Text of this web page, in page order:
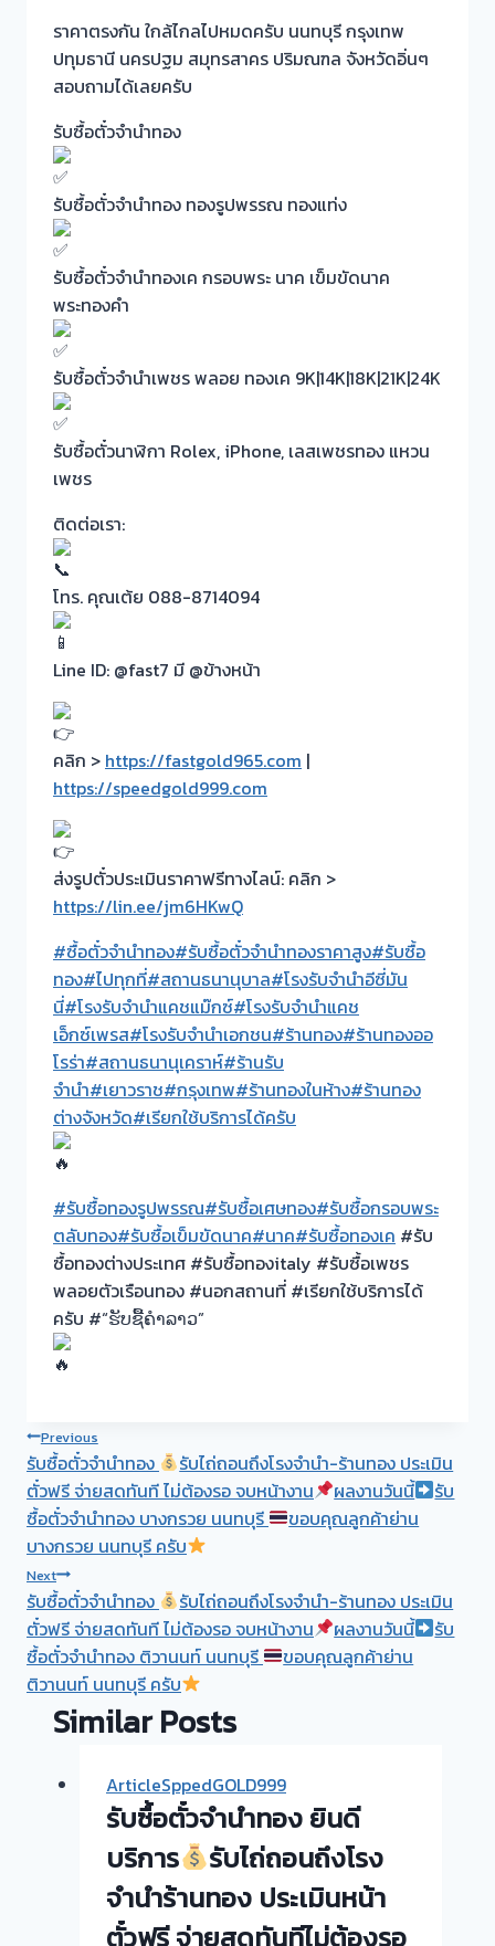
ราคาตรงกัน ใกล้ไกลไปหมดครับ นนทบุรี กรุงเทพ
ปทุมธานี นครปฐม สมุทรสาคร ปริมณฑล จังหวัดอิ่นๆ
สอบถามได้เลยครับ
รับซื้อตั๋วจำนำทอง
รับซื้อตั๋วจำนำทอง ทองรูปพรรณ ทองแท่ง
รับซื้อตั๋วจำนำทองเค กรอบพระ นาค เข็มขัดนาค
พระทองคำ
รับซื้อตั๋วจำนำเพชร พลอย ทองเค 9K|14K|18K|21K|24K
รับซื้อตั๋วนาฬิกา Rolex, iPhone, เลสเพชรทอง แหวน
เพชร
ติดต่อเรา:
โทร. คุณเต้ย 088-8714094
Line ID: @fast7 มี @ข้างหน้า
คลิก > https://fastgold965.com |
https://speedgold999.com
ส่งรูปตั๋วประเมินราคาฟรีทางไลน์: คลิก >
https://lin.ee/jm6HKwQ
#ซื้อตั๋วจำนำทอง#รับซื้อตั๋วจำนำทองราคาสูง#รับซื้อ
ทอง#ไปทุกที่#สถานธนานุบาล#โรงรับจำนำอีซี่มัน
นี่#โรงรับจำนำแคชแม๊กซ์#โรงรับจำนำแคช
เอ็กซ์เพรส#โรงรับจำนำเอกชน#ร้านทอง#ร้านทองออ
โรร่า#สถานธนานุเคราห์#ร้านรับ
จำนำ#เยาวราช#กรุงเทพ#ร้านทองในห้าง#ร้านทอง
ต่างจังหวัด#เรียกใช้บริการได้ครับ
#รับซื้อทองรูปพรรณ#รับซื้อเศษทอง#รับซื้อกรอบพระ
ตลับทอง#รับซื้อเข็มขัดนาค#นาค#รับซื้อทองเค #รับ
ซื้อทองต่างประเทศ #รับซื้อทองitaly #รับซื้อเพชร
พลอยตัวเรือนทอง #นอกสถานที่ #เรียกใช้บริการได้
ครับ #“ຮັບຊື້ຄຳລາວ”
Post
navigation
Previous
รับซื้อตั๋วจำนำทอง
รับไถ่ถอนถึงโรงจำนำ-ร้านทอง ประเมิน
ตั๋วฟรี จ่ายสดทันที ไม่ต้องรอ จบหน้างาน
ผลงานวันนี้
รับ
ซื้อตั๋วจำนำทอง บางกรวย นนทบุรี
ขอบคุณลูกค้าย่าน
บางกรวย นนทบุรี ครับ
Next
รับซื้อตั๋วจำนำทอง
รับไถ่ถอนถึงโรงจำนำ-ร้านทอง ประเมิน
ตั๋วฟรี จ่ายสดทันที ไม่ต้องรอ จบหน้างาน
ผลงานวันนี้
รับ
ซื้อตั๋วจำนำทอง ติวานนท์ นนทบุรี
ขอบคุณลูกค้าย่าน
ติวานนท์ นนทบุรี ครับ
Similar Posts
ArticleSppedGOLD999
รับซื้อตั๋วจำนำทอง ยินดี
บริการ
รับไถ่ถอนถึงโรง
จำนำร้านทอง ประเมินหน้า
ตั๋วฟรี จ่ายสดทันทีไม่ต้องรอ